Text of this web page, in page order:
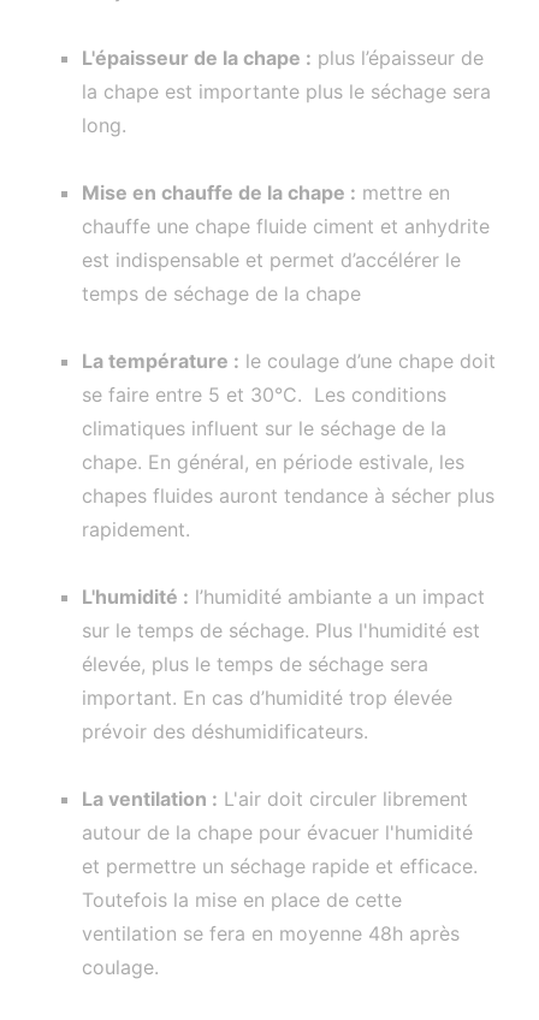
L'épaisseur de la chape : plus l’épaisseur de
la chape est importante plus le séchage sera
long.
Mise en chauffe de la chape : mettre en
chauffe une chape fluide ciment et anhydrite
est indispensable et permet d’accélérer le
temps de séchage de la chape
La température : le coulage d’une chape doit
se faire entre 5 et 30°C. Les conditions
climatiques influent sur le séchage de la
chape. En général, en période estivale, les
chapes fluides auront tendance à sécher plus
rapidement.
L'humidité : l’humidité ambiante a un impact
sur le temps de séchage. Plus l'humidité est
élevée, plus le temps de séchage sera
important. En cas d’humidité trop élevée
prévoir des déshumidificateurs.
La ventilation : L'air doit circuler librement
autour de la chape pour évacuer l'humidité
et permettre un séchage rapide et efficace.
Toutefois la mise en place de cette
ventilation se fera en moyenne 48h après
coulage.